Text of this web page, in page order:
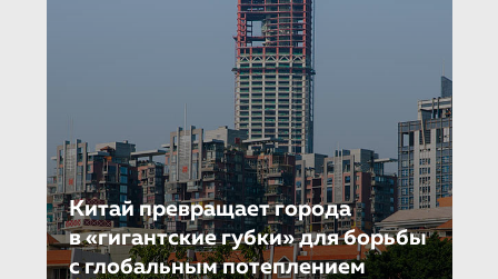
Китай превращает города
в «гигант­ские губки» для борьбы
с глобальным потеплением